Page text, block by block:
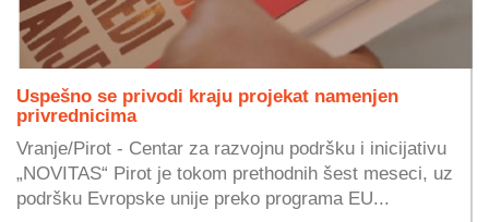
Uspešno se privodi kraju projekat namenjen
privrednicima
Vranje/Pirot - Centar za razvojnu podršku i inicijativu
„NOVITAS“ Pirot je tokom prethodnih šest meseci, uz
podršku Evropske unije preko programa EU...